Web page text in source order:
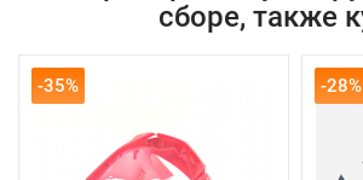
сборе, также
-35% -28%